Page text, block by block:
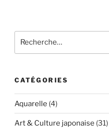
pour
CATÉGORIES
Aquarelle (4)
Art & Culture japonaise (31)